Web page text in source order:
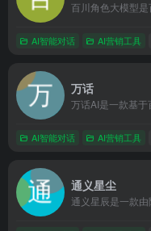
AI智能对话 AI营销工具
万话
AI智能对话 AI营销工具
通义星尘